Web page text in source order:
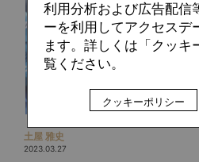
土屋 雅史
2023.03.27
利用分析および広告配信
ーを利用してアクセスデ
ます。詳しくは「クッキ
覧ください。
クッキーポリシー